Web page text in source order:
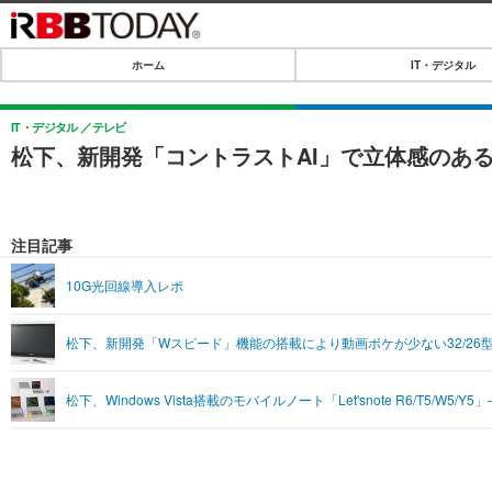
IT・デジタル
IT・デジタルTOP
SPEED TEST
音楽
ライフ
ペット
その他
リリース一覧
プッシュ通知の停止方法
ホーム IT・デジタル
松下、新開発「コントラストAI」で立体感のあ
IT・デジタル テレビ
注目記事
10G光回線導入レポ
松下、新開発「Wスピード」機能の搭載により動画ボケが少ない32/26
松下、Windows Vista搭載のモバイルノート「Let'snote R6/T5/W5/Y5